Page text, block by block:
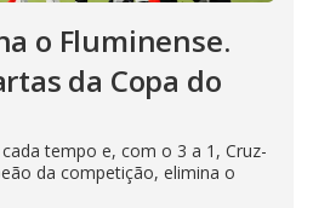
o Fluminense.
da Copa do
tempo e, com o 3 a 1, Cruz-
da competição, elimina o